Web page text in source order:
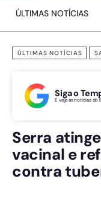
ÚLTIMAS NOTÍCIAS
ÚLTIMAS NOTÍCIAS
Siga o
E veja as notícias do
Serra
vacinal e
contra